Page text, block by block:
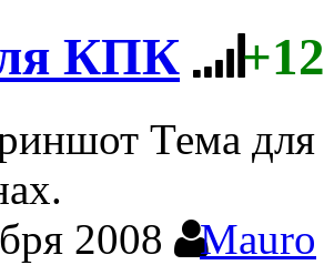
КПК +12
Тема
2008
Mauro